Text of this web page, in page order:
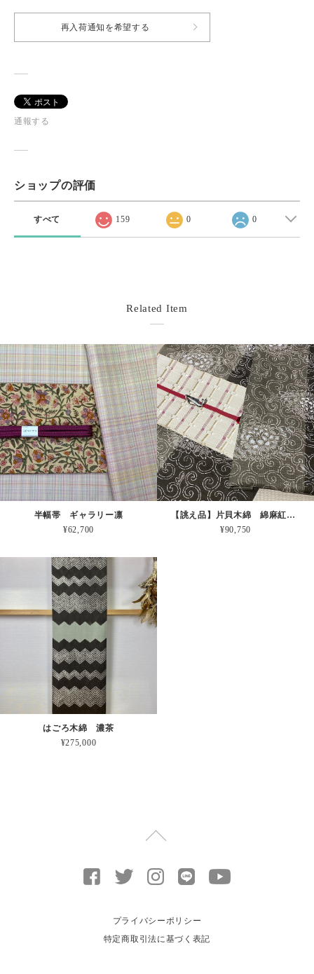
再入荷通知を希望する
通報する
ショップの評価
すべて 159 0 0
Related Item
半幅帯 ギャラリー凛
¥62,700
【誂え品】片貝木綿 綿麻紅梅 紺仁 ＊お仕立代込
¥90,750
はごろ木綿 濃茶
¥275,000
プライバシーポリシー
特定商取引法に基づく表記